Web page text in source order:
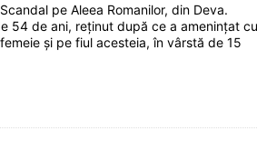
pe Aleea Romanilor, din Deva.
54 de ani, reținut după ce a amenințat cu
și pe fiul acesteia, în vârstă de 15